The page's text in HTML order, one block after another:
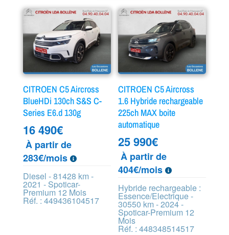
CITROEN C5 Aircross
BlueHDi 130ch S&S C-
Series E6.d 130g
16 490€
À partir de
283€/mois
Diesel - 81428 km -
2021 - Spoticar-
Premium 12 Mois
Réf. : 449436104517
CITROEN C5 Aircross
1.6 Hybride rechargeable
225ch MAX boite
automatique
25 990€
À partir de
404€/mois
Hybride rechargeable :
Essence/Electrique -
30550 km - 2024 -
Spoticar-Premium 12
Mois
Réf. : 448348514517